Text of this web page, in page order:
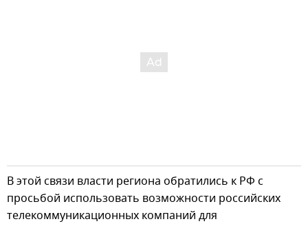
В этой связи власти региона обратились к РФ с
просьбой использовать возможности российских
телекоммуникационных компаний для